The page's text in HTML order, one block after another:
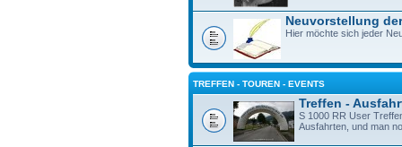
Neuvorstellung
Hier möchte sich jeder
TREFFEN - TOUREN - EVENTS
Treffen -
S 1000 RR User
Ausfahrten, und man